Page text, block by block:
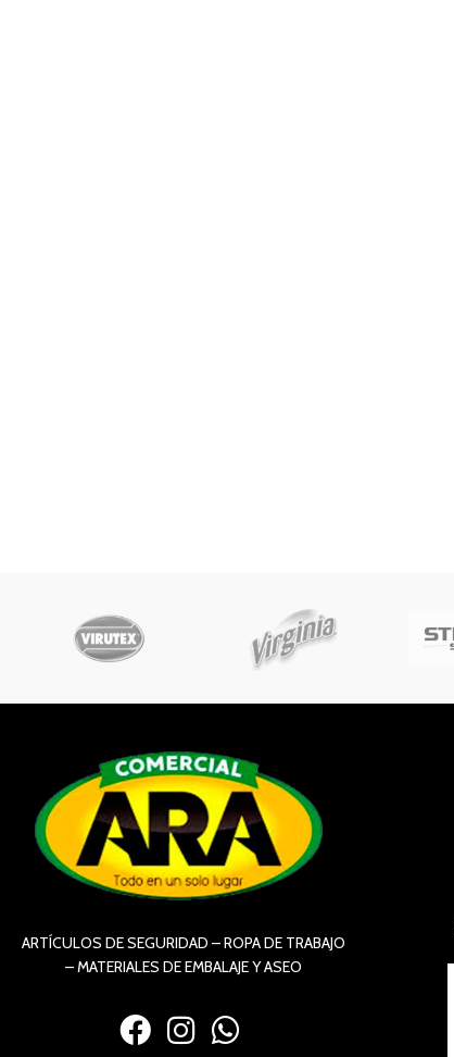
ARTÍCULOS DE SEGURIDAD – ROPA DE TRABAJO
– MATERIALES DE EMBALAJE Y ASEO